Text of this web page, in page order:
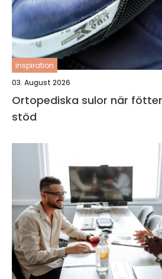
inspiration
03. August 2026
Ortopediska sulor när fötterna behöver mer
stöd